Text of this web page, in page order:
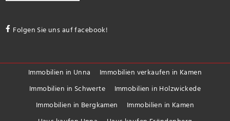
Folgen Sie uns auf facebook!
Immobilien in Unna
Immobilien verkaufen in Kamen
Immobilien in Schwerte
Immobilien in Holzwickede
Immobilien in Bergkamen
Immobilien in Kamen